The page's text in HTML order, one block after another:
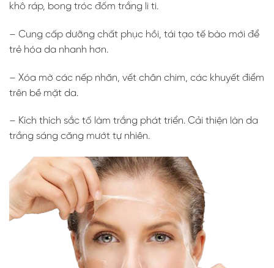
khô ráp, bong tróc đốm trắng li ti.
– Cung cấp dưỡng chất phục hồi, tái tạo tế bào mới để
trẻ hóa da nhanh hơn.
– Xóa mờ các nếp nhăn, vết chân chim, các khuyết điểm
trên bề mặt da.
– Kích thích sắc tố làm trắng phát triển. Cải thiện làn da
trắng sáng căng mướt tự nhiên.